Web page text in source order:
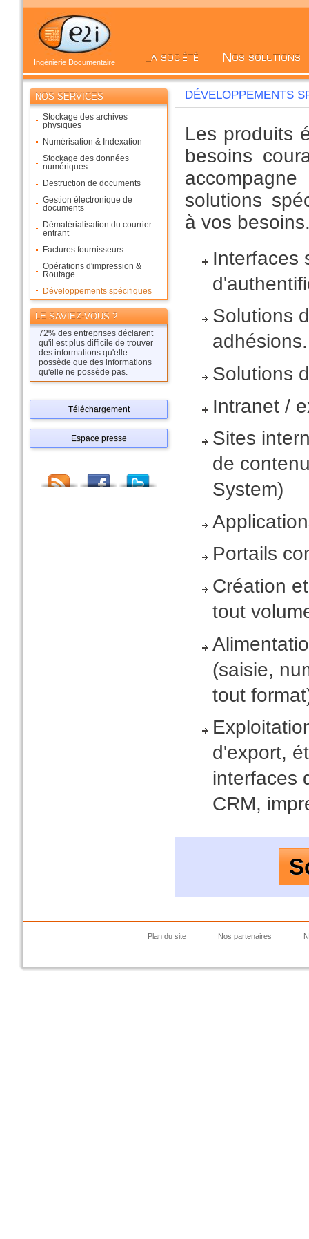
Ingénierie Documentaire
NOS SERVICES
Stockage des archives
physiques
Numérisation & Indexation
Stockage des données
numériques
Destruction de documents
Gestion électronique de
documents
Dématérialisation du courrier
entrant
Factures fournisseurs
Opérations d'impression &
Routage
Développements spécifiques
LE SAVIEZ-VOUS ?
72% des entreprises déclarent
qu'il est plus difficile de trouver
des informations qu'elle
possède que des informations
qu'elle ne possède pas.
Téléchargement
Espace presse
DÉVELOPPEMENTS
Les produits
besoins
solutions
à vos
Interfaces
Solutions
Solutions
Intranet /
Sites
de
System)
Portails
Création
tout
(saisie,
tout
d'export,
interfaces
CRM,
Plan du site Nos partenaires